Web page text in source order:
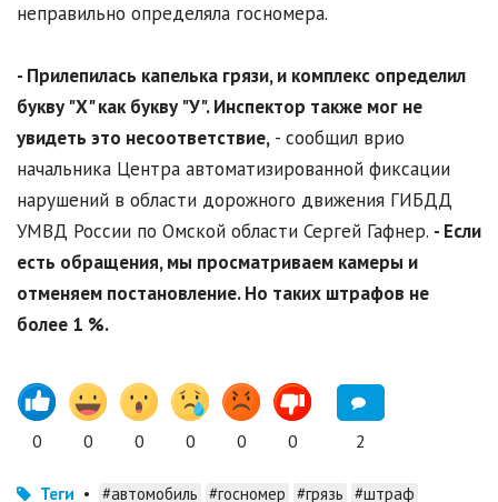
неправильно определяла госномера.
- Прилепилась капелька грязи, и комплекс определил
букву "Х" как букву "У". Инспектор также мог не
увидеть это несоответствие, - сообщил врио
начальника Центра автоматизированной фиксации
нарушений в области дорожного движения ГИБДД
УМВД России по Омской области Сергей Гафнер. - Если
есть обращения, мы просматриваем камеры и
отменяем постановление. Но таких штрафов не
более 1 %.
0 0 0 0 0 0 2
Теги • #автомобиль #госномер #грязь #штраф